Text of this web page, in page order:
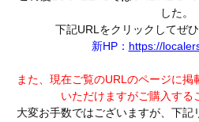
した。
下記URLをクリックしてぜ
新HP： https://
また、現在ご覧のURLのページに
いただけますがご購入する
大変お手数ではございますが、下